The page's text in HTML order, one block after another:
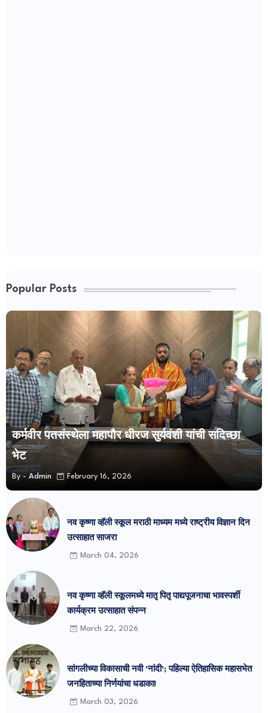
Popular Posts
कर्मवीर पतसंस्थेला महापौर धीरज सुर्यवंशी यांची सदिच्छा
भेट
By - Admin February 16, 2026
नव कृष्णा व्हॅली स्कूल मराठी माध्यम मध्ये राष्ट्रीय विज्ञान दिन
उत्साहात साजरा
March 04, 2026
नव कृष्णा व्हॅली स्कूलमध्ये मातृ पितृ पाद्यपूजनाचा भावस्पर्शी
कार्यक्रम उत्साहात संपन्न
March 22, 2026
सांगलीच्या विकासाची नवी 'नांदी'; पहिल्या ऐतिहासिक महासभेत
जनहिताच्या निर्णयांचा धडाका!
March 03, 2026